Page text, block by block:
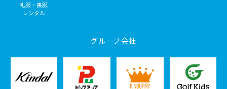
礼服・喪服
レンタル
グループ会社